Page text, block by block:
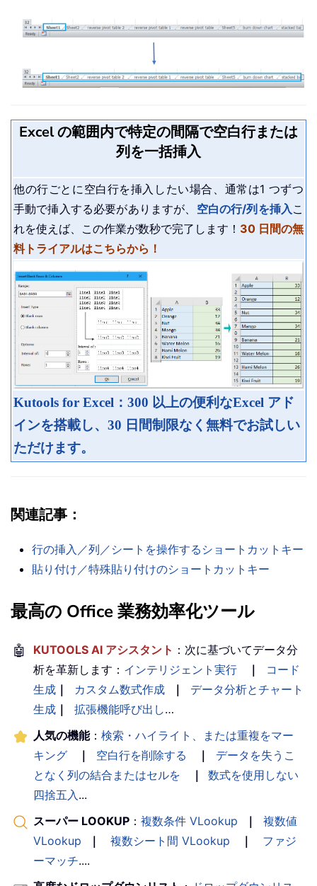
Excel の範囲内で特定の間隔で空白行または
列を一括挿入
他の行ごとに空白行を挿入したい場合、通常は1 つずつ
手動で挿入する必要がありますが、 空白の行/列を挿入こ
れを使えば、この作業が数秒で完了します！ 30 日間の無
料トライアルはこちらから！
Kutools for Excel：300 以上の便利なExcel アド
インを搭載し、30 日間制限なく無料でお試しい
ただけます。
関連記事：
行の挿入／列／シートを操作するショートカットキー
貼り付け／特殊貼り付けのショートカットキー
最高の Office 業務効率化ツール
🤖 KUTOOLS AI アシスタント ：次に基づいてデータ分
析を革新します： インテリジェント実行 ｜
コード
生成 ｜ カスタム数式作成 ｜
データ分析とチャート
生成 ｜ 拡張機能呼び出し…
人気の機能： 検索・ハイライト、または重複をマー
キング
｜ 空白行を削除する ｜
データを失うこ
となく列の結合またはセルを
｜
数式を使用しない
四捨五入...
スーパー LOOKUP ： 複数条件 VLookup ｜
複数値
VLookup
｜ 複数シート間 VLookup ｜
ファジ
ーマッチ....